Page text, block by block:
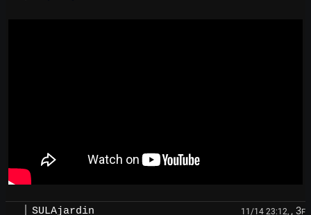
SULAjardin 11/14 23:12, , 3F